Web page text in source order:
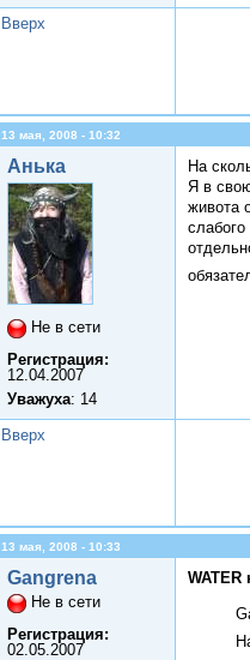
Вверх
13 мая, 2008 - 10:32
Анька
Не в сети
Регистрация:
12.04.2007
Уважуха: 14
На
Я в
живота
Вверх
13 мая, 2008 - 10:33
Gangrena
Не в сети
Регистрация:
02.05.2007
WATER